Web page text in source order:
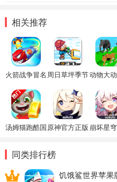
相关推荐
火箭战争冒名
戏
(RocketWar:
Impostor
Fight)
周日草坪季节动物大
汤姆猫跑酷国 原神官方正版 崩坏星
同类排行榜
1 饥饿鲨世界苹果